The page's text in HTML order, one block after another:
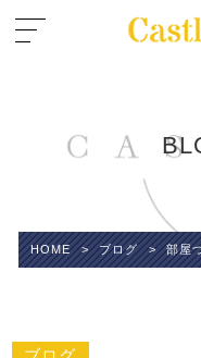
HOME > ブログ > 部屋